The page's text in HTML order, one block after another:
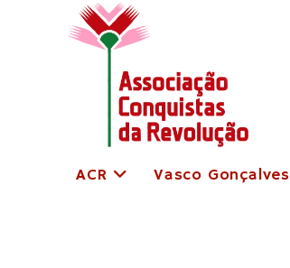
ACR Vasco Gonçalves